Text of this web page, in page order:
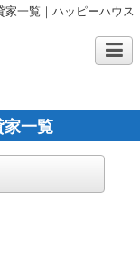
一覧｜ハッピーハウス
家一覧